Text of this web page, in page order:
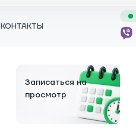
КОНТАКТЫ
Записаться на
просмотр